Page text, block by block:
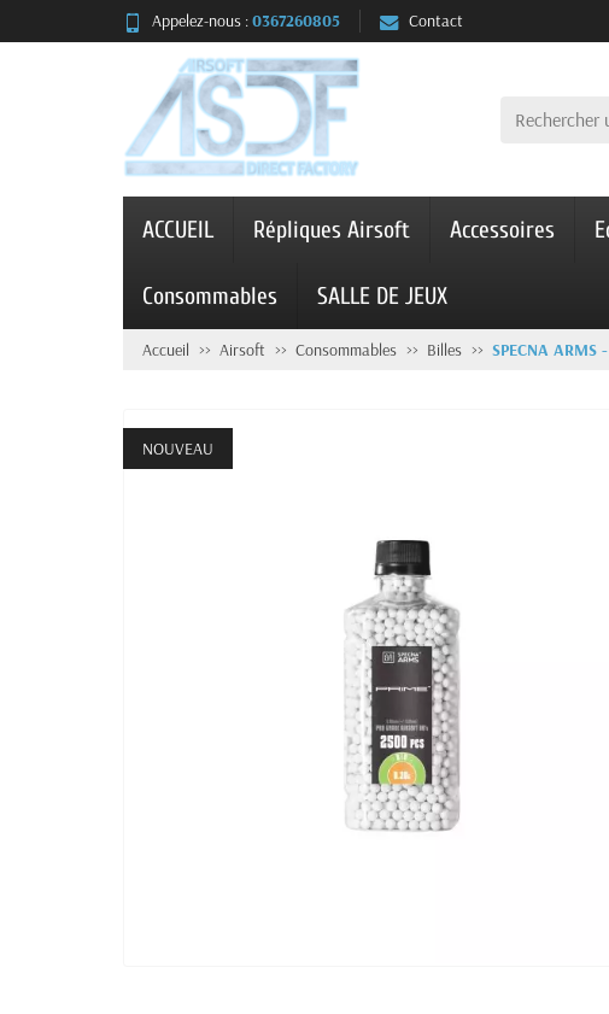
Appelez-nous :0367260805 Contact
ACCUEIL Répliques Airsoft Accessoires
Consommables SALLE DE JEUX
Accueil Airsoft Consommables Billes SPECNA ARMS
NOUVEAU